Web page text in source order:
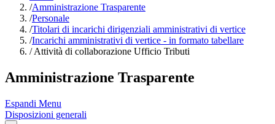
/Amministrazione Trasparente
/Personale
/Titolari di incarichi dirigenziali amministrativi di vertice
/Incarichi amministrativi di vertice - in formato tabellare
/Attività di collaborazione Ufficio Tributi
Amministrazione Trasparente
Espandi Menu
Disposizioni generali